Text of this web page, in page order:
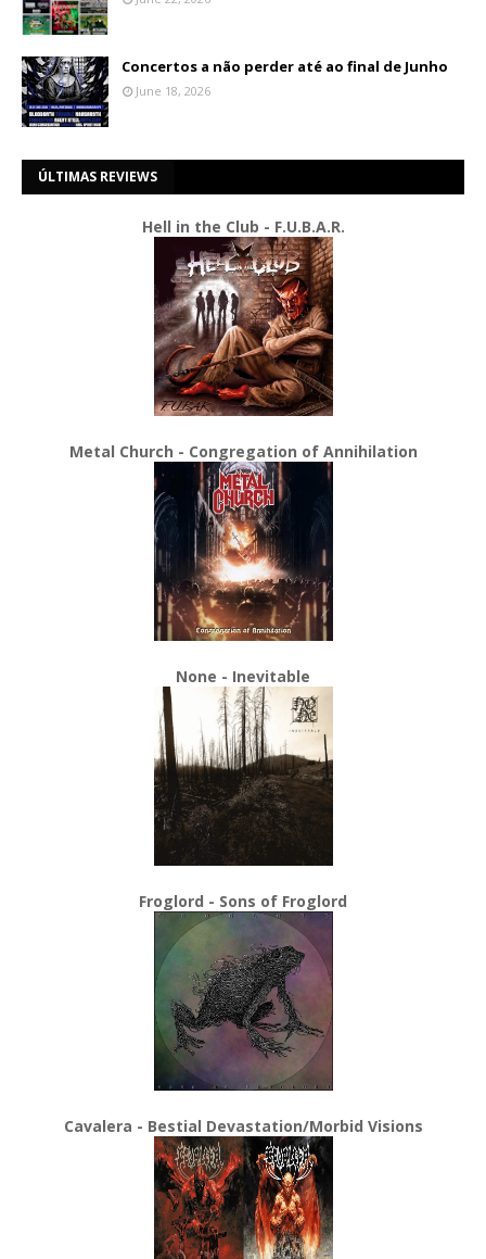
Concertos a não perder até ao final de Junho
June 18, 2026
ÚLTIMAS REVIEWS
Hell in the Club - F.U.B.A.R.
Metal Church - Congregation of Annihilation
None - Inevitable
Froglord - Sons of Froglord
Cavalera - Bestial Devastation/Morbid Visions